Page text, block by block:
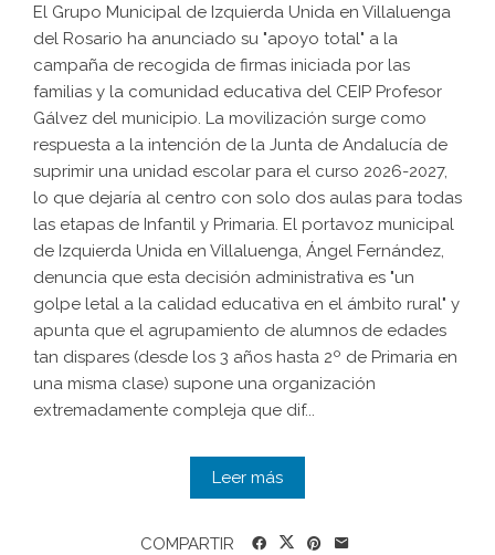
El Grupo Municipal de Izquierda Unida en Villaluenga
del Rosario ha anunciado su "apoyo total" a la
campaña de recogida de firmas iniciada por las
familias y la comunidad educativa del CEIP Profesor
Gálvez del municipio. La movilización surge como
respuesta a la intención de la Junta de Andalucía de
suprimir una unidad escolar para el curso 2026-2027,
lo que dejaría al centro con solo dos aulas para todas
las etapas de Infantil y Primaria. El portavoz municipal
de Izquierda Unida en Villaluenga, Ángel Fernández,
denuncia que esta decisión administrativa es "un
golpe letal a la calidad educativa en el ámbito rural" y
apunta que el agrupamiento de alumnos de edades
tan dispares (desde los 3 años hasta 2º de Primaria en
una misma clase) supone una organización
extremadamente compleja que dif...
Leer más
COMPARTIR